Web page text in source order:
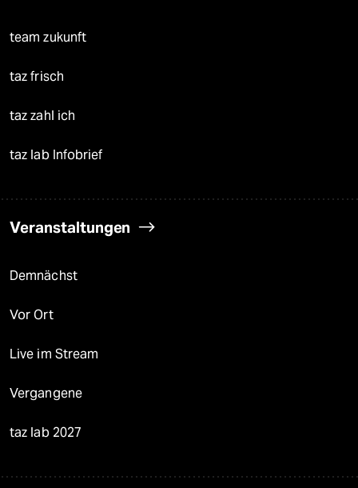
team zukunft
taz frisch
taz zahl ich
taz lab Infobrief
Veranstaltungen
Demnächst
Vor Ort
Live im Stream
Vergangene
taz lab 2027